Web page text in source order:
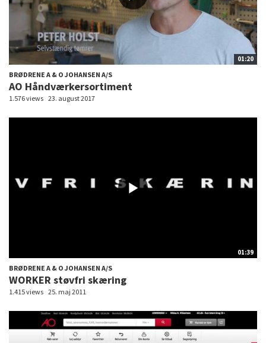
01:20
BRØDRENE A & O JOHANSEN A/S
AO Håndværkersortiment
1.576 views 23. august 2017
01:39
BRØDRENE A & O JOHANSEN A/S
WORKER støvfri skæring
1.415 views 25. maj 2011